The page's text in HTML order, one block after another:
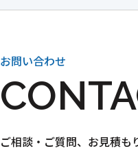
お問い合わせ
ご相談・ご質問、 お見積も